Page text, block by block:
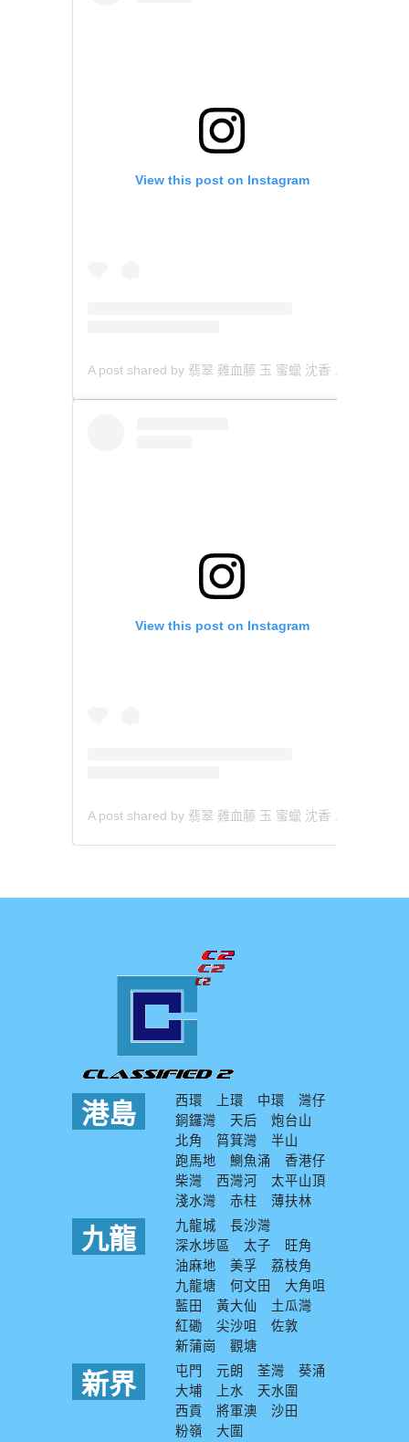
View this post on Instagram
View this post on Instagram
港島 西環 上環 中環
灣仔
銅鑼灣
天后
炮台山
北角
筲箕灣
半山
跑馬地
鰂魚涌
香港仔
柴灣
西灣河
太平山頂
淺水灣
赤柱 薄扶林
九龍 九龍城
長沙灣
深水埗區
太子
旺角
油麻地
美孚
荔枝角
九龍塘
何文田
大角咀
藍田
黃大仙
土瓜灣
紅磡
尖沙咀
佐敦
新蒲崗
觀塘
新界 屯門 元朗 荃灣
葵涌
大埔
上水
天水圍
西貢
將軍澳
沙田
粉嶺
大圍